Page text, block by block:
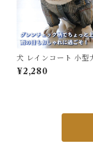
犬 レインコート 小型
フレンチブルドッグ
歩 グッズ かわいい カッパ 雨
パグ KM327JK
¥2,280